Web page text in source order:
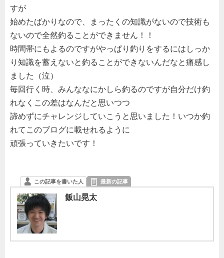
すが
始めたばかりなので、まったくの知識がないので技術も
ないので全然釣ることができません！！
時間帯にもよるのですがやっぱり釣りをするにはしっか
り知識を蓄えないと釣ることができないんだなと痛感し
ました（泣）
毎回行く時、みんななにかしら釣るのですが自分だけ釣
れなくこの差はなんだと思いつつ
諦めずにチャレンジしていこうと思いました！いつか釣
れてこのブログに載せれるように
頑張っていきたいです！
この記事を書いた人 最新の記事
飯山晃太